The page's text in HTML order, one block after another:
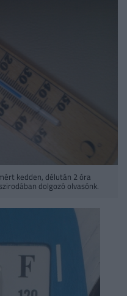
kedden, délután 2 óra
dolgozó olvasónk.